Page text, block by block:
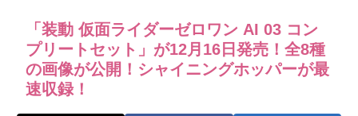
「装動 仮面ライダーゼロワン AI 03 コン
プリートセット」が12月16日発売！全8種
の画像が公開！シャイニングホッパーが最
速収録！